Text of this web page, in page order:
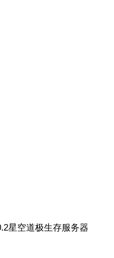
星空道极生存服务器